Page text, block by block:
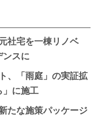
社宅を一棟リノベ
スに
、「雨庭」の実証拡
に施工
たな施策パッケージ